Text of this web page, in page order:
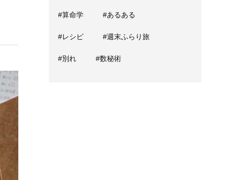
#算命学 #あるある
#レシピ #週末ふらり旅
#別れ #数秘術